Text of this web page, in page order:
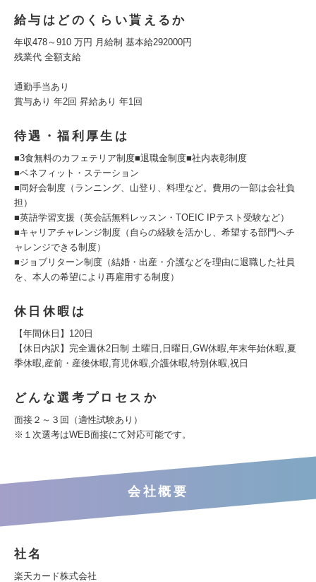
給与はどのくらい貰えるか
年収478～910 万円 月給制 基本給292000円
残業代 全額支給
通勤手当あり
賞与あり 年2回 昇給あり 年1回
待遇・福利厚生は
■3食無料のカフェテリア制度■退職金制度■社内表彰制度
■ベネフィット・ステーション
■同好会制度（ランニング、山登り、料理など。費用の一部は会社負
担）
■英語学習支援（英会話無料レッスン・TOEIC IPテスト受験など）
■キャリアチャレンジ制度（自らの経験を活かし、希望する部門へチ
ャレンジできる制度）
■ジョブリターン制度（結婚・出産・介護などを理由に退職した社員
を、本人の希望により再雇用する制度）
休日休暇は
【年間休日】120日
【休日内訳】完全週休2日制 土曜日,日曜日,GW休暇,年末年始休暇,夏
季休暇,産前・産後休暇,育児休暇,介護休暇,特別休暇,祝日
どんな選考プロセスか
面接２～３回（適性試験あり）
※１次選考はWEB面接にて対応可能です。
会社概要
社名
楽天カード株式会社